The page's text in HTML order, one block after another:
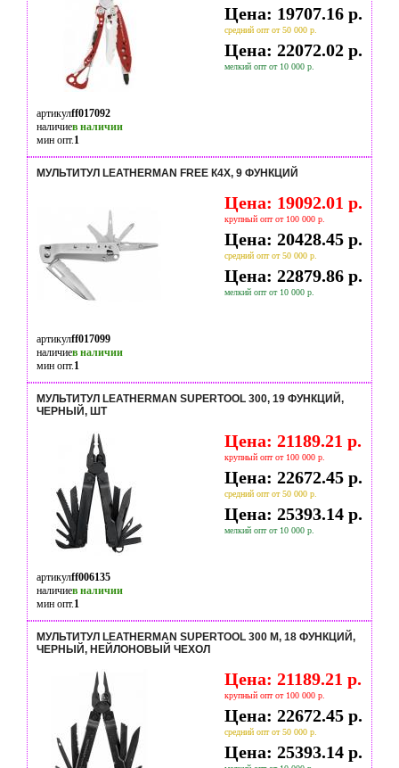
Цена: 19707.16 р.
средний опт от 50 000 р.
Цена: 22072.02 р.
мелкий опт от 10 000 р.
артикулff017092
наличиев наличии
мин опт.1
МУЛЬТИТУЛ LEATHERMAN FREE К4Х, 9 ФУНКЦИЙ
Цена: 19092.01 р.
крупный опт от 100 000 р.
Цена: 20428.45 р.
средний опт от 50 000 р.
Цена: 22879.86 р.
мелкий опт от 10 000 р.
артикулff017099
наличиев наличии
мин опт.1
МУЛЬТИТУЛ LEATHERMAN SUPERTOOL 300, 19 ФУНКЦИЙ,
ЧЕРНЫЙ, ШТ
Цена: 21189.21 р.
крупный опт от 100 000 р.
Цена: 22672.45 р.
средний опт от 50 000 р.
Цена: 25393.14 р.
мелкий опт от 10 000 р.
артикулff006135
наличиев наличии
мин опт.1
МУЛЬТИТУЛ LEATHERMAN SUPERTOOL 300 M, 18 ФУНКЦИЙ,
ЧЕРНЫЙ, НЕЙЛОНОВЫЙ ЧЕХОЛ
Цена: 21189.21 р.
крупный опт от 100 000 р.
Цена: 22672.45 р.
средний опт от 50 000 р.
Цена: 25393.14 р.